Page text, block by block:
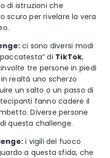
di istruzioni che
scuro per rivelare la vera
ci sono diversi modi
di TikTok,
tre persone in piedi
realtà uno scherzo
un salto o un passo di
fanno cadere il
Diverse persone
questa challenge.
i vigili del fuoco
a questa sfida, che